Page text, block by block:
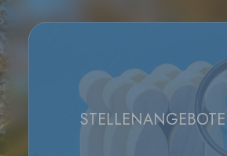
STELLENANGEBOTE